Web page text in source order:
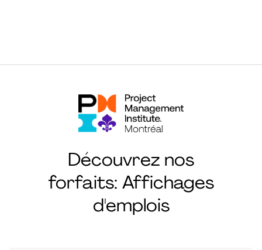
Découvrez nos
forfaits: Affichages
d'emplois